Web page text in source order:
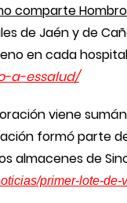
comparte
de Jaén y de
en cada
a-essalud/
viene
formó parte
almacenes de
primer-lote-de-